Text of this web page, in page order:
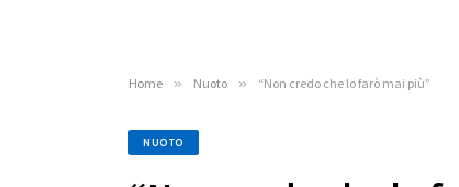
Home » Nuoto » “Non credo che lo farò mai più”
NUOTO